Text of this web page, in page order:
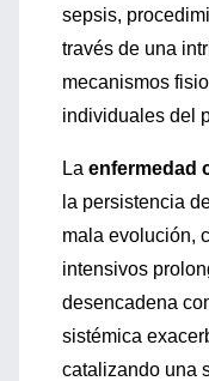
sepsis,
través de una
mecanismos
individuales del
La enfermedad
la persistencia
mala evolución,
intensivos
desencadena
sistémica
catalizando una